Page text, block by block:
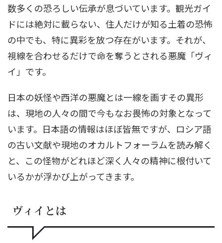
数多くの恐ろしい伝承が息づいています。観光ガイ
ドには絶対に載らない、住人だけが知る土着の恐怖
の中でも、特に異彩を放つ存在がいます。それが、
視線を合わせるだけで命を奪うとされる悪魔「ヴィ
イ」です。
日本の妖怪や西洋の悪魔とは一線を画すその異形
は、現地の人々の間で今もなお畏怖の対象となって
います。日本語の情報はほぼ皆無ですが、ロシア語
の古い文献や現地のオカルトフォーラムを読み解く
と、この怪物がどれほど深く人々の精神に根付いて
いるかが浮かび上がってきます。
ヴィイとは